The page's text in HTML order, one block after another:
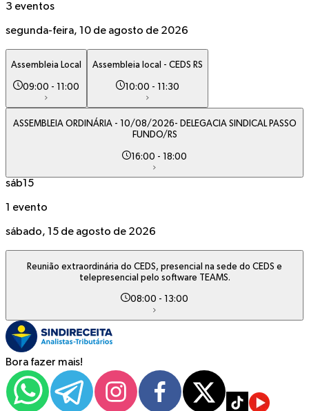
3 eventos
segunda-feira, 10 de agosto de 2026
Assembleia Local
09:00 - 11:00
Assembleia local - CEDS RS
10:00 - 11:30
ASSEMBLEIA ORDINÁRIA - 10/08/2026- DELEGACIA SINDICAL PASSO
FUNDO/RS
16:00 - 18:00
sáb15
1 evento
sábado, 15 de agosto de 2026
Reunião extraordinária do CEDS, presencial na sede do CEDS e
telepresencial pelo software TEAMS.
08:00 - 13:00
Bora fazer mais!